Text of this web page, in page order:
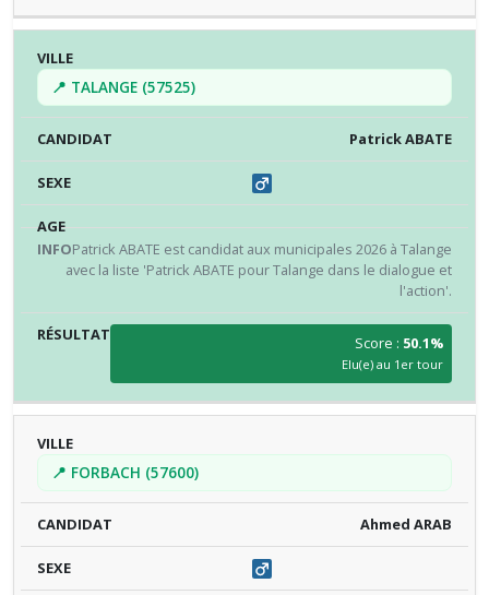
📍 TALANGE (57525)
Patrick ABATE
Patrick ABATE est candidat aux municipales 2026 à Talange
avec la liste 'Patrick ABATE pour Talange dans le dialogue et
l'action'.
Score : 50.1%
Elu(e) au 1er tour
📍 FORBACH (57600)
Ahmed ARAB